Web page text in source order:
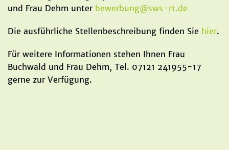
und Frau Dehm unter bewerbung@sws-rt.de
Die ausführliche Stellenbeschreibung finden Sie hier.
Für weitere Informationen stehen Ihnen Frau
Buchwald und Frau Dehm, Tel. 07121 241955-17
gerne zur Verfügung.